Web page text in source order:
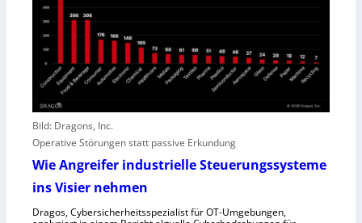
r
c
r
f
ü
Z
e
t
n
g
e
r
Bild: Dragons, Inc.
Operative Störungen statt passive Erkundung
Wie Angreifer industrielle Steuerungssysteme
ins Visier nehmen
Dragos, Cybersicherheitsspezialist für OT-Umgebungen,